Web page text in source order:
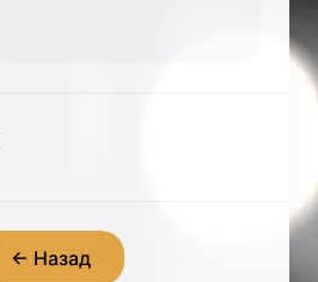
← Назад